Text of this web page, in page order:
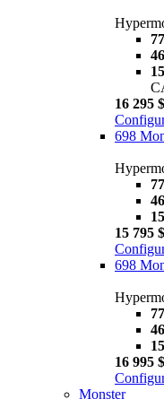
16 295 $
698
15 795 $
698
16 995 $
Monster